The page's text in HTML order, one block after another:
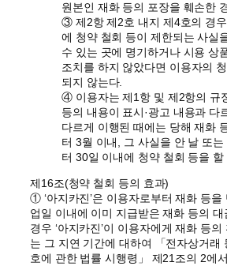
원본인 재화 등의 포장을 훼손한
③ 제2항 제2호 내지 제4호의 경우
에 청약 철회 등이 제한되는 사실
수 있는 곳에 명기하거나 시용 상
조치를 하지 않았다면 이용자의
되지 않는다.
④ 이용자는 제1항 및 제2항의 규
등의 내용이 표시·광고 내용과 다
다르게 이행된 때에는 당해 재화
터 3월 이내, 그 사실을 안 날 또
터 30일 이내에 청약 철회 등을 할
제16조(청약 철회 등의 효과)
① ‘아지카진’은 이용자로부터 재화 등을
업일 이내에 이미 지급받은 재화 등의 대
경우 ‘아지카진’이 이용자에게 재화 등
는 그 지연 기간에 대하여 「전자상거래
호에 관한 법률 시행령」 제21조의 2에